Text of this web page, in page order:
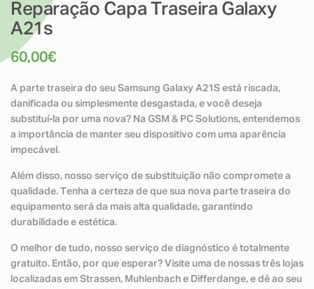
Reparação Capa Traseira Galaxy
A21s
60,00€
A parte traseira do seu Samsung Galaxy A21S está riscada,
danificada ou simplesmente desgastada, e você deseja
substituí-la por uma nova? Na GSM & PC Solutions, entendemos
a importância de manter seu dispositivo com uma aparência
impecável.
Além disso, nosso serviço de substituição não compromete a
qualidade. Tenha a certeza de que sua nova parte traseira do
equipamento será da mais alta qualidade, garantindo
durabilidade e estética.
O melhor de tudo, nosso serviço de diagnóstico é totalmente
gratuito. Então, por que esperar? Visite uma de nossas três lojas
localizadas em Strassen, Muhlenbach e Differdange, e dê ao seu